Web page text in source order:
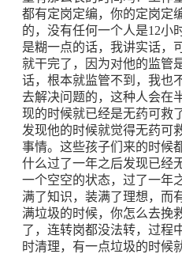
都有定岗定编，你的定岗定
的，没有任何一个人是12小
是糊一点的话，我讲实话，
就干完了，因为对他的监管
话，根本就监管不到，我也
去解决问题的，这种人会在
现的时候就已经是无药可救
发现他的时候就觉得无药可
事情。这些孩子们来的时候
什么过了一年之后发现已经
一个空空的状态，过了一年
满了知识，装满了理想，而
满垃圾的时候，你怎么去挽
了，连转岗都没法转，过程
时清理，有一点垃圾的时候